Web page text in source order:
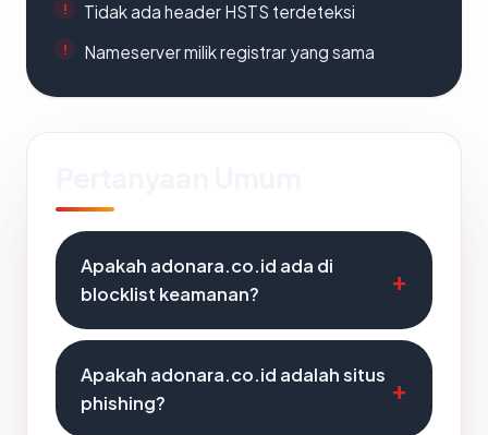
Tidak ada header HSTS terdeteksi
Nameserver milik registrar yang sama
Apakah adonara.co.id ada di
blocklist keamanan?
Apakah adonara.co.id adalah situs
phishing?